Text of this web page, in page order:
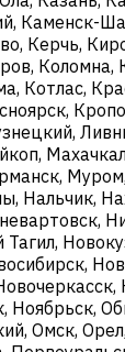
Каменск-
Керчь,
Коломна,
Котлас,
Нальчик,
Ноябрьск,
Омск,